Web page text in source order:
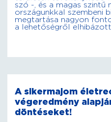
szó -, és a magas szintű
országunkkal szembeni
megtartása nagyon
a lehetőségről
A sikermajom
végeredmény
döntéseket!